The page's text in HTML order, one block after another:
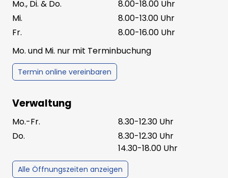
Mo., Di. & Do.
8.00-18.00 Uhr
Mi.
8.00-13.00 Uhr
Fr.
8.00-16.00 Uhr
Mo. und Mi. nur mit Terminbuchung
Termin online vereinbaren
Verwaltung
Mo.-Fr.
8.30-12.30 Uhr
Do.
8.30-12.30 Uhr
14.30-18.00 Uhr
Alle Öffnungszeiten anzeigen